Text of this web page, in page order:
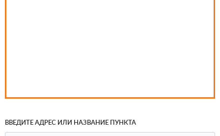
ВВЕДИТЕ АДРЕС ИЛИ НАЗВАНИЕ ПУНКТА